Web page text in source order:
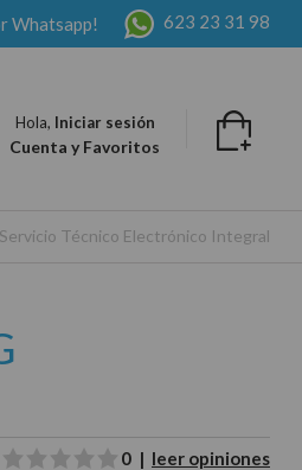
Whatsapp! 623 23 31 98
Hola, Iniciar sesión
Cuenta y Favoritos
Técnico Electrónico Integral
0 | leer opiniones